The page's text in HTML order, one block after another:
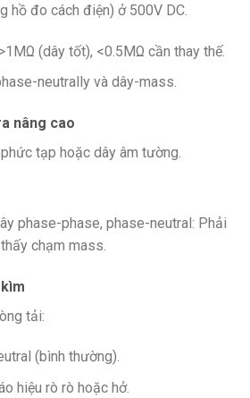
hồ đo cách điện) ở 500V DC.
(dây tốt), <0.5MΩ cần thay thế.
neutrally và dây-mass.
nâng cao
tạp hoặc dây âm tường.
phase-phase, phase-neutral: Phải
chạm mass.
tải:
(bình thường).
hiệu rò rò hoặc hở.